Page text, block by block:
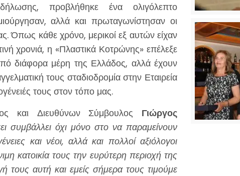
προβλήθηκε ένα ολιγόλεπτο
αλλά και πρωταγωνίστησαν οι
Όπως κάθε χρόνο, μερικοί εξ αυτών είχαν
χρονιά, η «Πλαστικά Κοτρώνης» επέλεξε
διάφορα μέρη της Ελλάδος, αλλά έχουν
τους σταδιοδρομία στην Εταιρεία
τους στον τόπο μας.
και Διευθύνων Σύμβουλος Γιώργος
συμβάλλει όχι μόνο στο να παραμείνουν
και νέοι, αλλά και πολλοί αξιόλογοι
κατοικία τους την ευρύτερη περιοχή της
τους αυτή και εμείς σήμερα τους τιμούμε